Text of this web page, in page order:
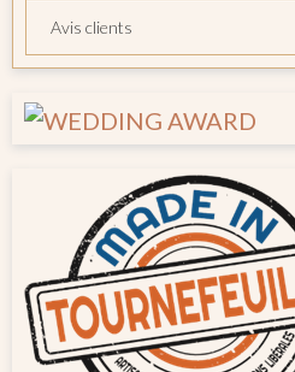
Avis clients